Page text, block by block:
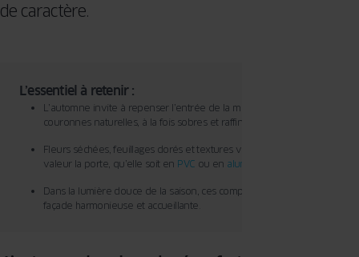
de caractère.
L’essentiel à retenir :
L’automne invite à repenser l’entrée de la maison avec des
couronnes naturelles, à la fois sobres et raffinées.
Fleurs séchées, feuillages dorés et textures végétales mettent en
valeur la porte, qu’elle soit en PVC ou en aluminium
Dans la lumière douce de la saison, ces compositions créent une
façade harmonieuse et accueillante.